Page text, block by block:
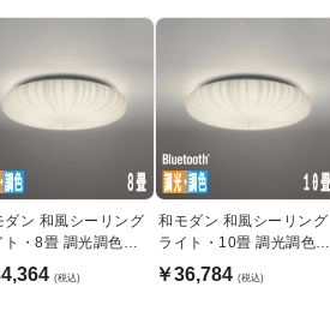
ダン 和風シーリング
ト・8畳 調光調色機
| リモコン付
(税込)
和モダン 和風シーリング
ライト・10畳 調光調色機
能 | Bluetooth
￥36,784 (税込)